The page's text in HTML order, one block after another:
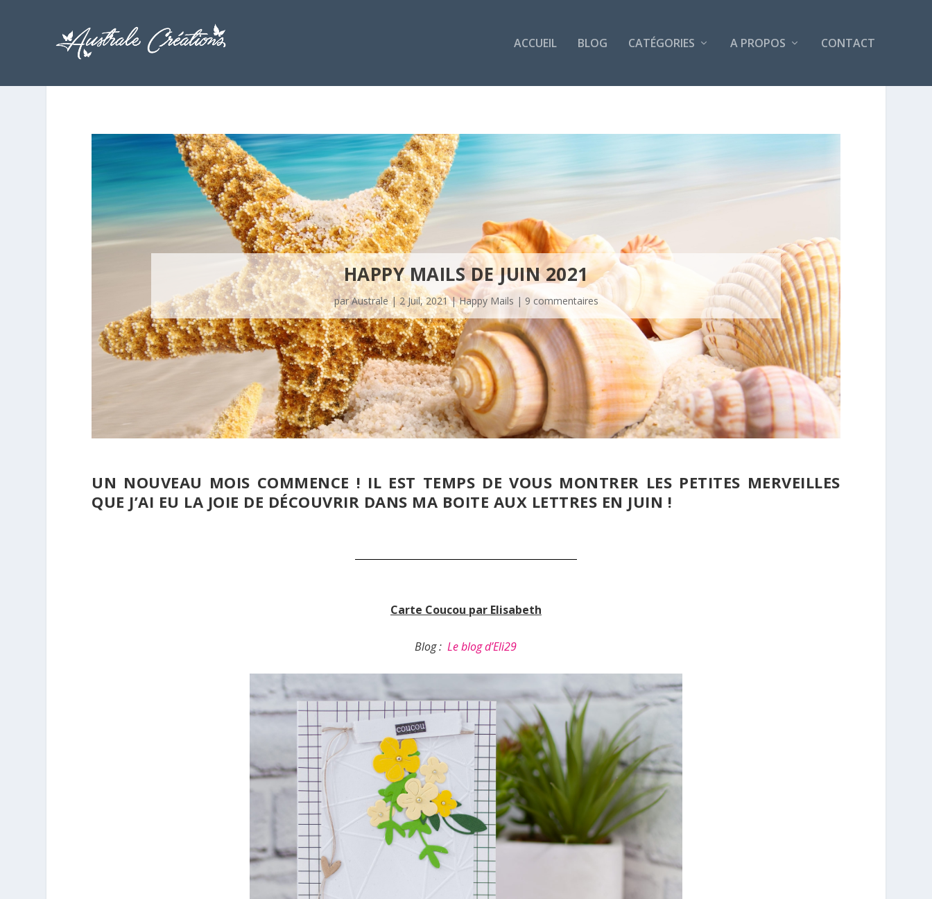
ACCUEIL BLOG CATÉGORIES A PROPOS CONTACT
HAPPY MAILS DE JUIN 2021
parAustrale|2 Juil, 2021|Happy Mails | 9 commentaires
UN NOUVEAU MOIS COMMENCE ! IL EST TEMPS DE VOUS MONTRER LES PETITES MERVEILLES
QUE J’AI EU LA JOIE DE DÉCOUVRIR DANS MA BOITE AUX LETTRES EN JUIN !
Carte Coucou par Elisabeth
Blog :Le blog d’Eli29